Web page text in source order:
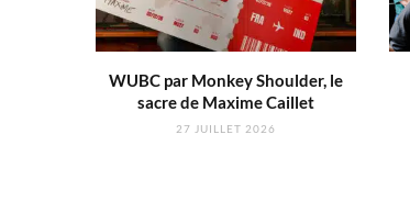
WUBC par Monkey Shoulder, le
sacre de Maxime Caillet
27 JUILLET 2026